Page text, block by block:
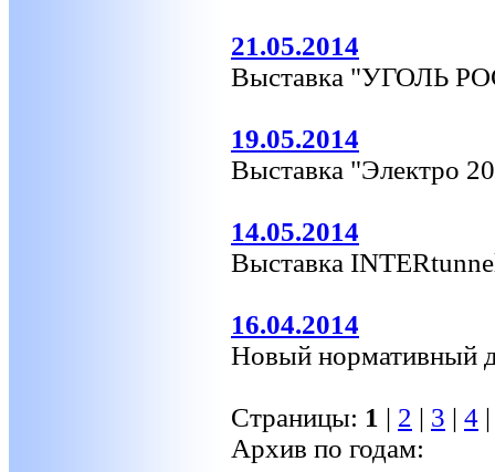
21.05.2014
Выставка "УГОЛЬ
19.05.2014
Выставка "Электро
14.05.2014
Выставка
16.04.2014
Новый нормативный
Страницы: 1 | 2 | 3 | 4
Архив по годам: